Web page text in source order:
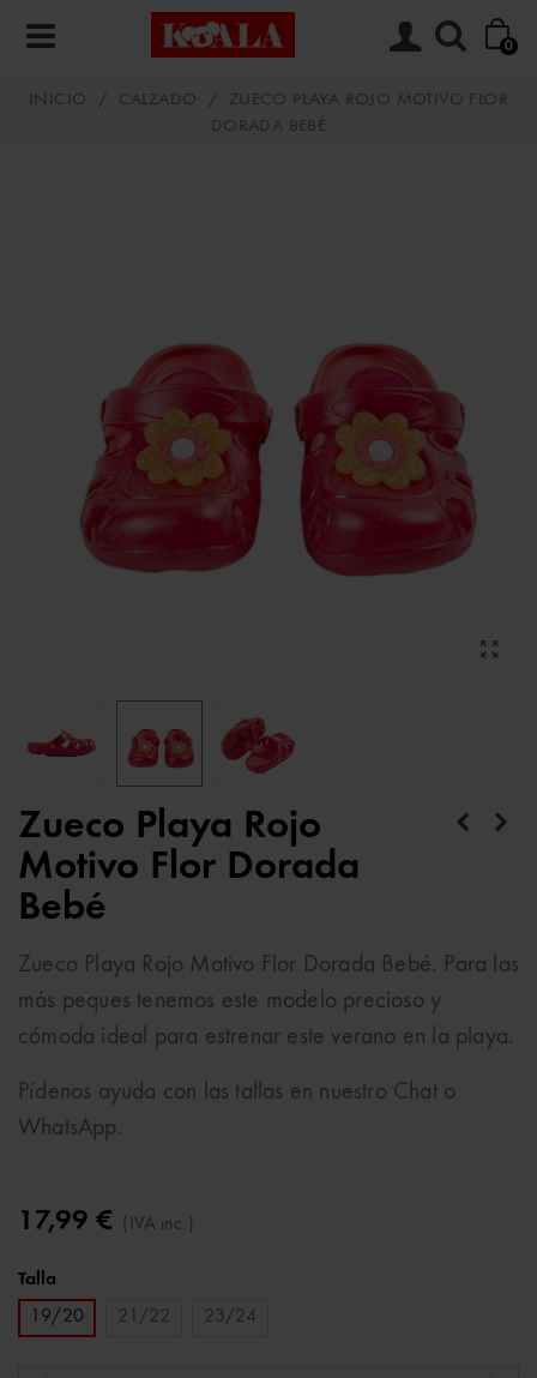
0
INICIO / CALZADO /
ZUECO PLAYA ROJO MOTIVO FLOR
DORADA BEBÉ
Zueco Playa Rojo
Motivo Flor Dorada
Bebé
Zueco Playa Rojo Motivo Flor Dorada Bebé. Para las
más peques tenemos este modelo precioso y
cómoda ideal para estrenar este verano en la playa.
Pídenos ayuda con las tallas en nuestro Chat o
WhatsApp.
17,99 € (IVA inc.)
Talla
19/20
21/22 23/24